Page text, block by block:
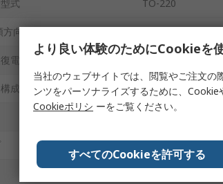
式 TO-220
向電流If
電圧 Vrrm
成 シリコンカーバイ
より良い体験のためにCookieを
当社のウェブサイトでは、閲覧やご注文
ンツをパーソナライズするために、Cookie
Cookieポリシ ーをご覧ください。
すべてのCookieを許可する